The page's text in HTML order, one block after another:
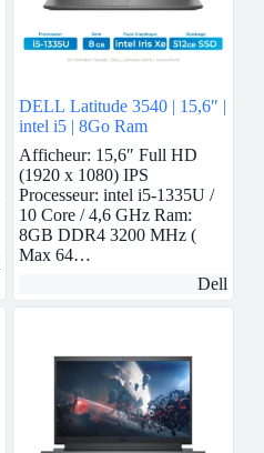
DELL Latitude 3540 | 15,6″ |
intel i5 | 8Go Ram
Afficheur: 15,6″ Full HD
(1920 x 1080) IPS
Processeur: intel i5-1335U /
10 Core / 4,6 GHz Ram:
8GB DDR4 3200 MHz (
Max 64…
Dell